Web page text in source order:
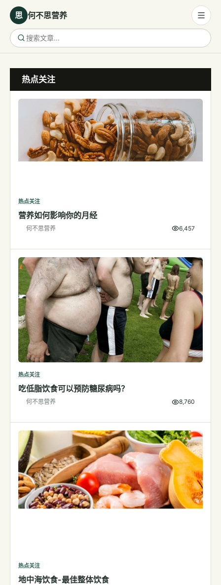
思 何不思营养
营养与饮食
保健食品
代谢健康
运动
睡眠
指标解读
体检与复查
医学百科
视频
视频博客
营养科普视频
热点关注
热点关注
营养如何影响你的月经
何不思营养 6,457
热点关注
吃低脂饮食可以预防糖尿病吗？
何不思营养 8,760
热点关注
地中海饮食-最佳整体饮食